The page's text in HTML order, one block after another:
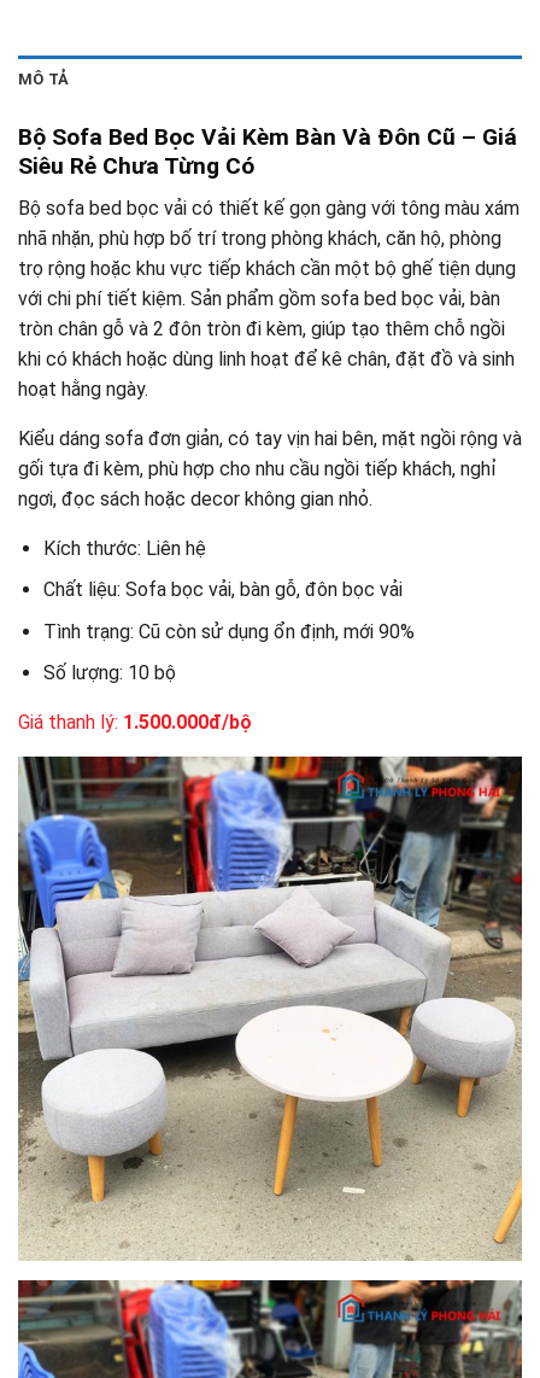
MÔ TẢ
Bộ Sofa Bed Bọc Vải Kèm Bàn Và Đôn Cũ – Giá
Siêu Rẻ Chưa Từng Có
Bộ sofa bed bọc vải có thiết kế gọn gàng với tông màu xám
nhã nhặn, phù hợp bố trí trong phòng khách, căn hộ, phòng
trọ rộng hoặc khu vực tiếp khách cần một bộ ghế tiện dụng
với chi phí tiết kiệm. Sản phẩm gồm sofa bed bọc vải, bàn
tròn chân gỗ và 2 đôn tròn đi kèm, giúp tạo thêm chỗ ngồi
khi có khách hoặc dùng linh hoạt để kê chân, đặt đồ và sinh
hoạt hằng ngày.
Kiểu dáng sofa đơn giản, có tay vịn hai bên, mặt ngồi rộng và
gối tựa đi kèm, phù hợp cho nhu cầu ngồi tiếp khách, nghỉ
ngơi, đọc sách hoặc decor không gian nhỏ.
Kích thước: Liên hệ
Chất liệu: Sofa bọc vải, bàn gỗ, đôn bọc vải
Tình trạng: Cũ còn sử dụng ổn định, mới 90%
Số lượng: 10 bộ
Giá thanh lý: 1.500.000đ/bộ